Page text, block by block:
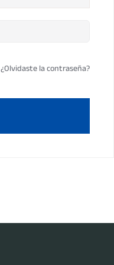
¿Olvidaste la contraseña?